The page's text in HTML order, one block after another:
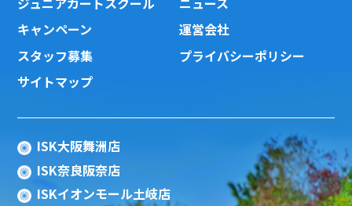
キャンペーン
運営会社
スタッフ募集
プライバシーポリシー
サイトマップ
ISK大阪舞洲店
ISK奈良阪奈店
ISKイオンモール土岐店